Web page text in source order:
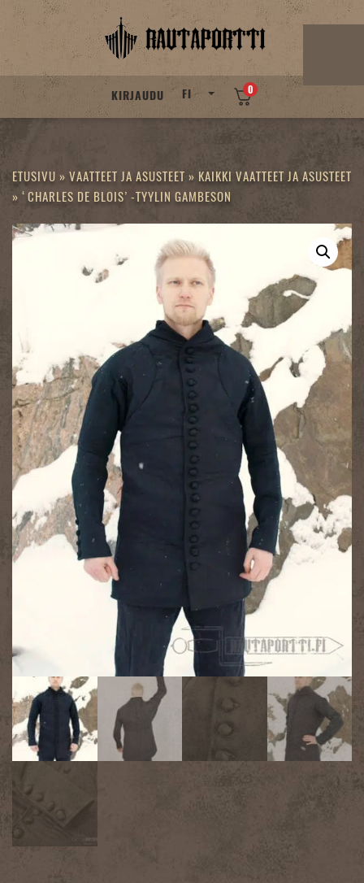
Skip
KIRJAUDU FI 0
ETUSIVU » VAATTEET JA ASUSTEET » KAIKKI VAATTEET JA ASUSTEET
» ‘CHARLES DE BLOIS’ -TYYLIN GAMBESON